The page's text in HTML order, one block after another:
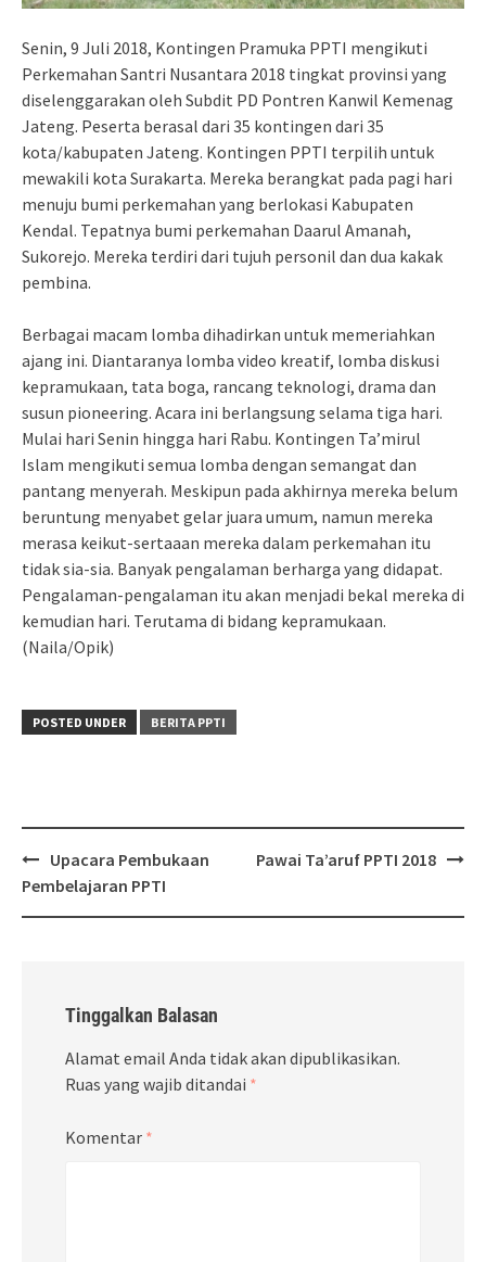
Senin, 9 Juli 2018, Kontingen Pramuka PPTI mengikuti
Perkemahan Santri Nusantara 2018 tingkat provinsi yang
diselenggarakan oleh Subdit PD Pontren Kanwil Kemenag
Jateng. Peserta berasal dari 35 kontingen dari 35
kota/kabupaten Jateng. Kontingen PPTI terpilih untuk
mewakili kota Surakarta. Mereka berangkat pada pagi hari
menuju bumi perkemahan yang berlokasi Kabupaten
Kendal. Tepatnya bumi perkemahan Daarul Amanah,
Sukorejo. Mereka terdiri dari tujuh personil dan dua kakak
pembina.
Berbagai macam lomba dihadirkan untuk memeriahkan
ajang ini. Diantaranya lomba video kreatif, lomba diskusi
kepramukaan, tata boga, rancang teknologi, drama dan
susun pioneering. Acara ini berlangsung selama tiga hari.
Mulai hari Senin hingga hari Rabu. Kontingen Ta’mirul
Islam mengikuti semua lomba dengan semangat dan
pantang menyerah. Meskipun pada akhirnya mereka belum
beruntung menyabet gelar juara umum, namun mereka
merasa keikut-sertaaan mereka dalam perkemahan itu
tidak sia-sia. Banyak pengalaman berharga yang didapat.
Pengalaman-pengalaman itu akan menjadi bekal mereka di
kemudian hari. Terutama di bidang kepramukaan.
(Naila/Opik)
POSTED UNDER BERITA PPTI
Post
navigation
Upacara Pembukaan
Pembelajaran PPTI
Pawai Ta’aruf PPTI 2018
Tinggalkan Balasan
Alamat email Anda tidak akan dipublikasikan.
Ruas yang wajib ditandai *
Komentar *